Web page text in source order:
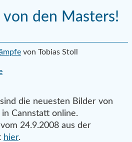
von den Masters!
von Tobias Stoll
sind die neuesten Bilder von
Cannstatt online.
24.9.2008 aus der
hier.